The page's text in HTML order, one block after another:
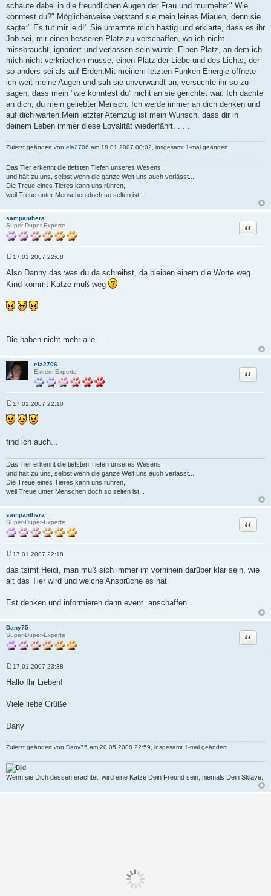
schaute dabei in die freundlichen Augen der Frau und murmelte:" Wie
konntest du?" Möglicherweise verstand sie mein leises Miauen, denn sie
sagte:" Es tut mir leid!" Sie umarmte mich hastig und erklärte, dass es ihr
Job sei, mir einen besseren Platz zu verschaffen, wo ich nicht
missbraucht, ignoriert und verlassen sein würde. Einen Platz, an dem ich
mich nicht verkriechen müsse, einen Platz der Liebe und des Lichts, der
so anders sei als auf Erden.Mit meinem letzten Funken Energie öffnete
ich weit meine Augen und sah sie unverwandt an, versuchte ihr so zu
sagen, dass mein "wie konntest du" nicht an sie gerichtet war. Ich dachte
an dich, du mein geliebter Mensch. Ich werde immer an dich denken und
auf dich warten.Mein letzter Atemzug ist mein Wunsch, dass dir in
deinem Leben immer diese Loyalität wiederfährt. . . .
Zuletzt geändert von ela2706 am 18.01.2007 00:02, insgesamt 1-mal geändert.
Das Tier erkennt die tiefsten Tiefen unseres Wesens
und hält zu uns, selbst wenn die ganze Welt uns auch verlässt...
Die Treue eines Tieres kann uns rühren,
weil Treue unter Menschen doch so selten ist...
sampanthera
Super-Duper-Experte
Zitat
i
t
g
17.01.2007 22:08
Also Danny das was du da schreibst, da bleiben einem die Worte weg.
Kind kommt Katze muß weg
Die haben nicht mehr alle....
ela2706
Extrem-Experte
Zitat
e
i
a
17.01.2007 22:10
find ich auch...
Das Tier erkennt die tiefsten Tiefen unseres Wesens
und hält zu uns, selbst wenn die ganze Welt uns auch verlässt...
Die Treue eines Tieres kann uns rühren,
weil Treue unter Menschen doch so selten ist...
sampanthera
Super-Duper-Experte
Zitat
i
t
g
17.01.2007 22:18
das tsimt Heidi, man muß sich immer im vorhinein darüber klar sein, wie
alt das Tier wird und welche Ansprüche es hat
Est denken und informieren dann event. anschaffen
Dany75
Super-Duper-Experte
Zitat
e
i
r
a
17.01.2007 23:38
Hallo Ihr Lieben!
Viele liebe Grüße
Dany
Zuletzt geändert von Dany75 am 20.05.2008 22:59, insgesamt 1-mal geändert.
Wenn sie Dich dessen erachtet, wird eine Katze Dein Freund sein, niemals Dein Sklave.